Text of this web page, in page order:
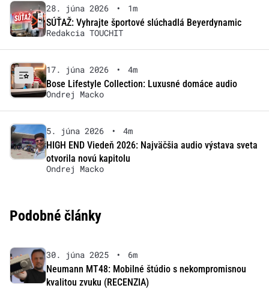
28. júna 2026 •
1m
SÚŤAŽ: Vyhrajte športové slúchadlá Beyerdynamic
Redakcia TOUCHIT
17. júna 2026 •
4m
Bose Lifestyle Collection: Luxusné domáce audio
Ondrej Macko
5. júna 2026 •
4m
HIGH END Viedeň 2026: Najväčšia audio výstava sveta
otvorila novú kapitolu
Ondrej Macko
Podobné články
30. júna 2025 •
6m
Neumann MT48: Mobilné štúdio s nekompromisnou
kvalitou zvuku (RECENZIA)